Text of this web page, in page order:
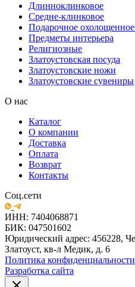
Длинноклинковое
Средне-клинковое
Подарочное
Предметы интерьера
Религиозные
Златоустовская посуда
Златоустовские ножи
Златоустовские сувениры
О нас
Каталог
О компании
Доставка
Оплата
Возврат
Контакты
Соц.сети
ИНН: 7404068871
БИК: 047501602
Юридический адрес: 456228,
Златоуст, кв-л Медик, д. 6
Политика конфиденциальности
Разработка сайта